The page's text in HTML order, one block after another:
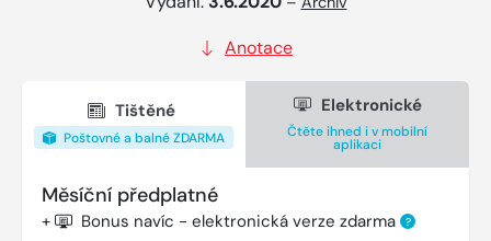
Anotace
Tištěné
Poštovné a balné ZDARMA
Elektronické
Čtěte ihned i v mobilní
aplikaci
Měsíční předplatné
+ Bonus navíc - elektronická verze zdarma ?